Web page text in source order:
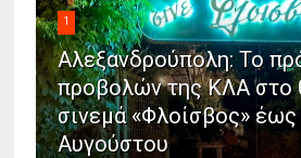
1
Αλεξανδρούπολη: Το
προβολών της ΚΛΑ στο
σινεμά «Φλοίσβος» έως
Αυγούστου